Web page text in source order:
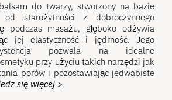
do twarzy, stworzony na bazie
starożytności z dobroczynnego
podczas masażu, głęboko odżywia
jej elastyczność i jędrność. Jego
pozwala na idealne
przy użyciu takich narzędzi jak
porów i pozostawiając jedwabiste
się więcej >